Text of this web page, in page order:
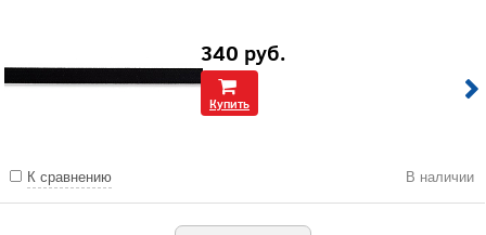
340 руб.
Купить
К сравнению В наличии